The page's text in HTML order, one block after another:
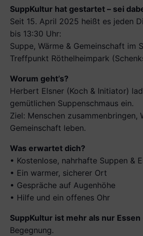
SuppKultur hat gestartet – sei
Seit 15. April 2025 heißt es jeden
bis 13:30 Uhr:
Suppe, Wärme & Gemeinschaft im
Treffpunkt Röthelheimpark
Worum geht’s?
Herbert Elsner (Koch & Initiator)
gemütlichen Suppenschmaus ein.
Ziel: Menschen zusammenbringen,
Gemeinschaft leben.
Was erwartet dich?
• Kostenlose, nahrhafte Suppen &
• Ein warmer, sicherer Ort
• Gespräche auf Augenhöhe
• Hilfe und ein offenes Ohr
SuppKultur ist mehr als nur Essen
Begegnung.